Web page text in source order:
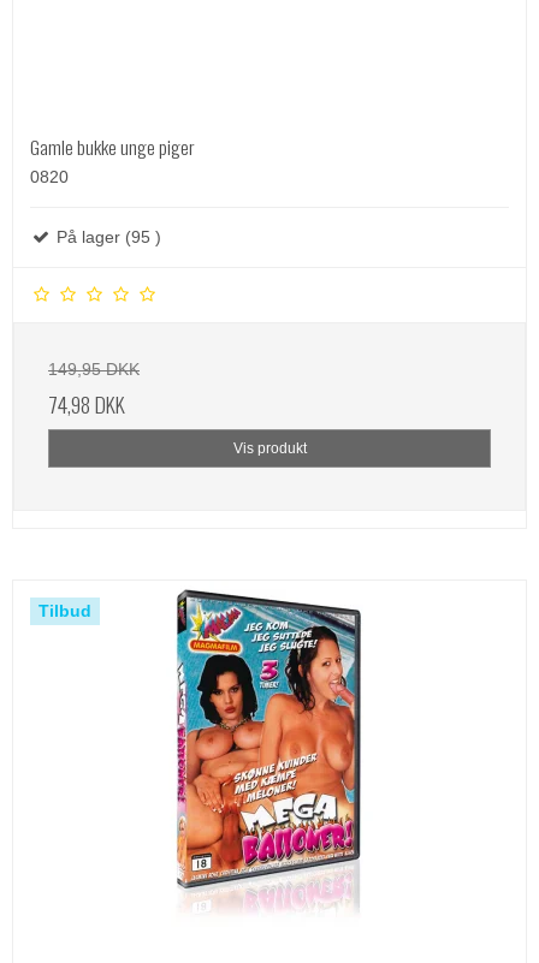
Gamle bukke unge piger
0820
På lager (95 )
149,95 DKK
74,98 DKK
Vis produkt
Tilbud